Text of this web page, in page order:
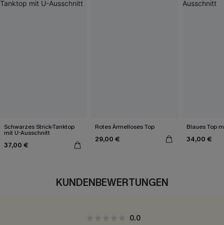
Schwarzes Strick-Tanktop
mit U-Ausschnitt
37,00 €
Rotes Ärmelloses Top
29,00 €
Blaues Top
34,00 €
KUNDENBEWERTUNGEN
0.0